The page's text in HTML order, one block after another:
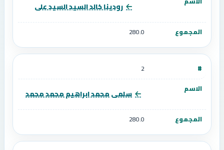
رودينا خالد السيد السيد على
280.0
2
سلمى محمد ابراهيم محمد محمد
280.0